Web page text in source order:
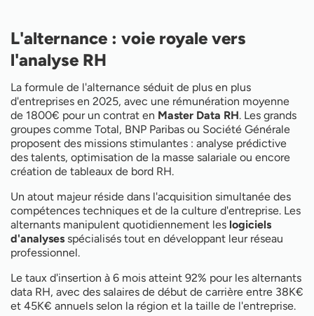
L'alternance : voie royale vers
l'analyse RH
La formule de l'alternance séduit de plus en plus
d'entreprises en 2025, avec une rémunération moyenne
de 1800€ pour un contrat en Master Data RH. Les grands
groupes comme Total, BNP Paribas ou Société Générale
proposent des missions stimulantes : analyse prédictive
des talents, optimisation de la masse salariale ou encore
création de tableaux de bord RH.
Un atout majeur réside dans l'acquisition simultanée des
compétences techniques et de la culture d'entreprise. Les
alternants manipulent quotidiennement les logiciels
d'analyses spécialisés tout en développant leur réseau
professionnel.
Le taux d'insertion à 6 mois atteint 92% pour les alternants
data RH, avec des salaires de début de carrière entre 38K€
et 45K€ annuels selon la région et la taille de l'entreprise.